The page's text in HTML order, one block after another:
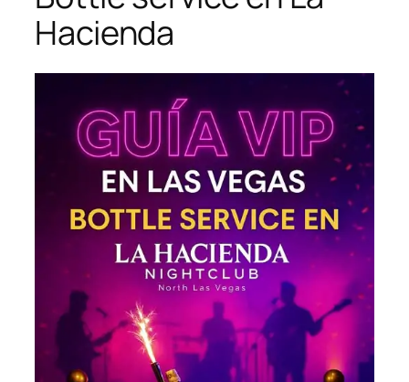
Hacienda